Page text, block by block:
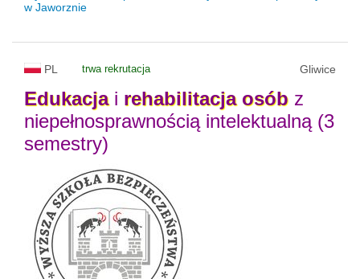
w Jaworznie
PL trwa rekrutacja Gliwice
Edukacjai rehabilitacja osób z
niepełnosprawnością intelektualną (3
semestry)